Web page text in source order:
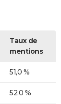
Taux de
mentions
51,0 %
52,0 %